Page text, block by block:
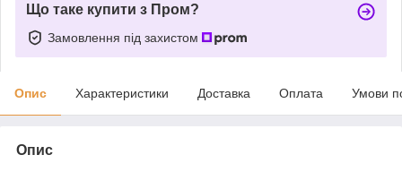
Що таке купити з Пром?
Замовлення під захистом
Опис Характеристики Доставка Оплата Умови
Опис